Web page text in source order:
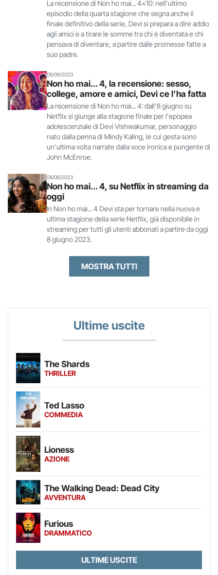
La recensione di Non ho mai... 4x10: nell'ultimo
episodio della quarta stagione che segna anche il
finale definitivo della serie, Devi si prepara a dire addio
agli amici e a tirare le somme tra chi è diventata e chi
pensava di diventare, a partire dalle promesse fatte a
suo padre.
08/06/2023
Non ho mai... 4, la recensione: sesso,
college, amore e amici, Devi ce l’ha fatta
La recensione di Non ho mai... 4: dall'8 giugno su
Netflix si giunge alla stagione finale per l'epopea
adolescenziale di Devi Vishwakumar, personaggio
nato dalla penna di Mindy Kaling, le cui gesta sono
un'ultima volta narrate dalla voce ironica e pungente di
John McEnroe.
08/06/2023
Non ho mai... 4, su Netflix in streaming da
oggi
In Non ho mai... 4 Devi sta per tornare nella nuova e
ultima stagione della serie Netflix, già disponibile in
streaming per tutti gli utenti abbonati a partire da oggi
8 giugno 2023.
MOSTRA TUTTI
Ultime uscite
The Shards
THRILLER
Ted Lasso
COMMEDIA
Lioness
AZIONE
The Walking Dead: Dead City
AVVENTURA
Furious
DRAMMATICO
ULTIME USCITE